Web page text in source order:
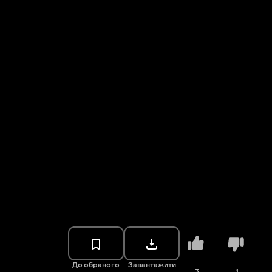
До обраного Завантажити